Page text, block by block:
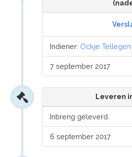
Indiener: Ockje Tellegen
7 september 2017
Leveren
Inbreng geleverd.
6 september 2017